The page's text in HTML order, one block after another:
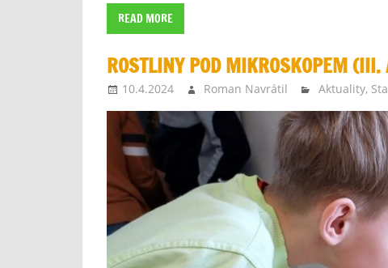
READ MORE
ROSTLINY POD MIKROSKOPEM (III.
10.4.2024 Roman Navrátil Aktuality,